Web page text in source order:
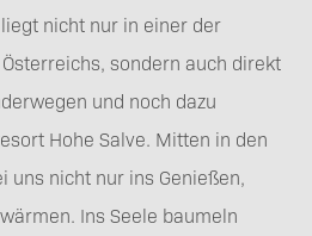
nicht nur in einer der
sondern auch direkt
und noch dazu
Hohe Salve. Mitten in den
uns nicht nur ins Genießen,
Ins Seele baumeln